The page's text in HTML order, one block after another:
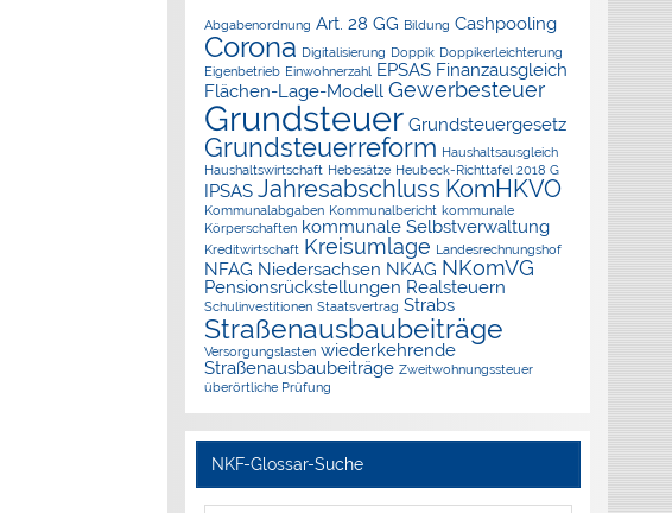
Abgabenordnung Art. 28 GG Bildung Cashpooling
Corona Digitalisierung Doppik Doppikerleichterung
Eigenbetrieb Einwohnerzahl EPSAS Finanzausgleich
Flächen-Lage-Modell Gewerbesteuer
Grundsteuer Grundsteuergesetz
Grundsteuerreform Haushaltsausgleich
Haushaltswirtschaft Hebesätze Heubeck-Richttafel 2018 G
IPSAS Jahresabschluss KomHKVO
Kommunalabgaben Kommunalbericht kommunale
Körperschaften kommunale Selbstverwaltung
Kreditwirtschaft Kreisumlage Landesrechnungshof
NFAG Niedersachsen NKAG NKomVG
Pensionsrückstellungen Realsteuern
Schulinvestitionen Staatsvertrag Strabs
Straßenausbaubeiträge
Versorgungslasten wiederkehrende
Straßenausbaubeiträge Zweitwohnungssteuer
überörtliche Prüfung
NKF-Glossar-Suche